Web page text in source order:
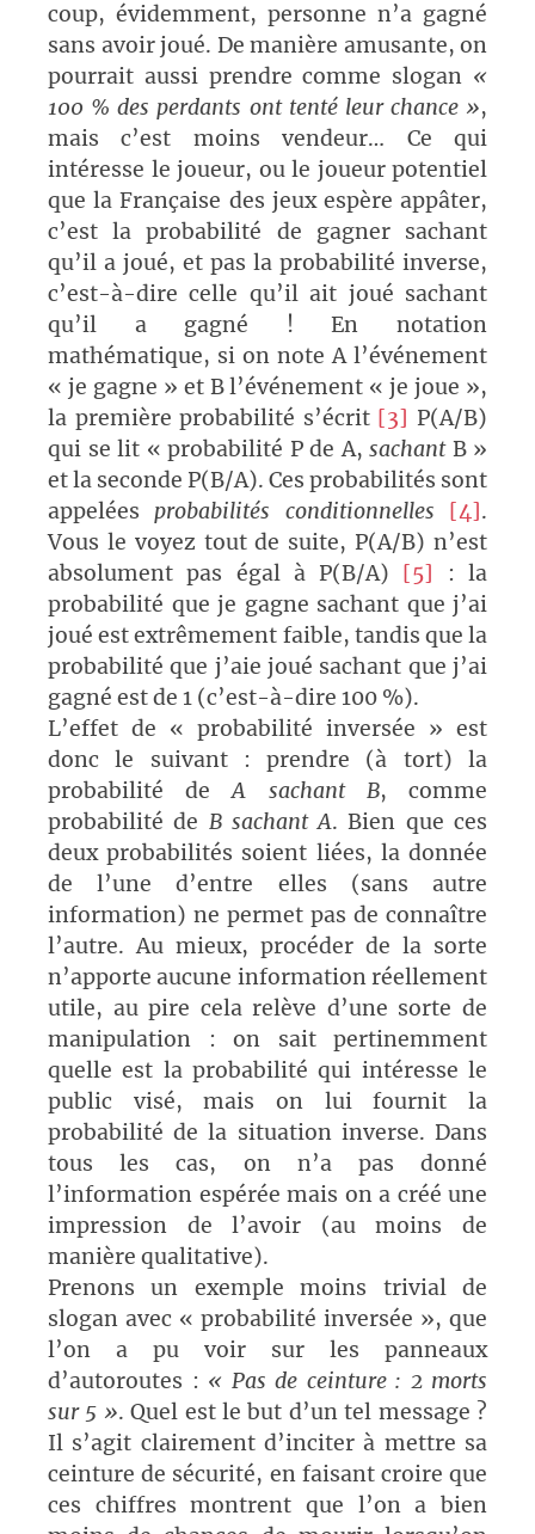
coup, évidemment, personne n’a gagné
sans avoir joué. De manière amusante, on
pourrait aussi prendre comme slogan «
100 % des perdants ont tenté leur chance »,
mais c’est moins vendeur… Ce qui
intéresse le joueur, ou le joueur potentiel
que la Française des jeux espère appâter,
c’est la probabilité de gagner sachant
qu’il a joué, et pas la probabilité inverse,
c’est-à-dire celle qu’il ait joué sachant
qu’il a gagné ! En notation
mathématique, si on note A l’événement
« je gagne » et B l’événement « je joue »,
la première probabilité s’écrit [3] P(A/B)
qui se lit « probabilité P de A, sachantB »
et la seconde P(B/A). Ces probabilités sont
appelées probabilités conditionnelles [4].
Vous le voyez tout de suite, P(A/B) n’est
absolument pas égal à P(B/A) [5]
: la
probabilité que je gagne sachant que j’ai
joué est extrêmement faible, tandis que la
probabilité que j’aie joué sachant que j’ai
gagné est de 1 (c’est-à-dire 100 %).
L’effet de « probabilité inversée » est
donc le suivant : prendre (à tort) la
probabilité deA sachant B, comme
probabilité de B sachant A. Bien que ces
deux probabilités soient liées, la donnée
de l’une d’entre elles (sans autre
information) ne permet pas de connaître
l’autre. Au mieux, procéder de la sorte
n’apporte aucune information réellement
utile, au pire cela relève d’une sorte de
manipulation : on sait pertinemment
quelle est la probabilité qui intéresse le
public visé, mais on lui fournit la
probabilité de la situation inverse. Dans
tous les cas, on n’a pas donné
l’information espérée mais on a créé une
impression de l’avoir (au moins de
manière qualitative).
Prenons un exemple moins trivial de
slogan avec « probabilité inversée », que
l’on a pu voir sur les panneaux
d’autoroutes : « Pas de ceinture : 2 morts
sur 5 ». Quel est le but d’un tel message ?
Il s’agit clairement d’inciter à mettre sa
ceinture de sécurité, en faisant croire que
ces chiffres montrent que l’on a bien